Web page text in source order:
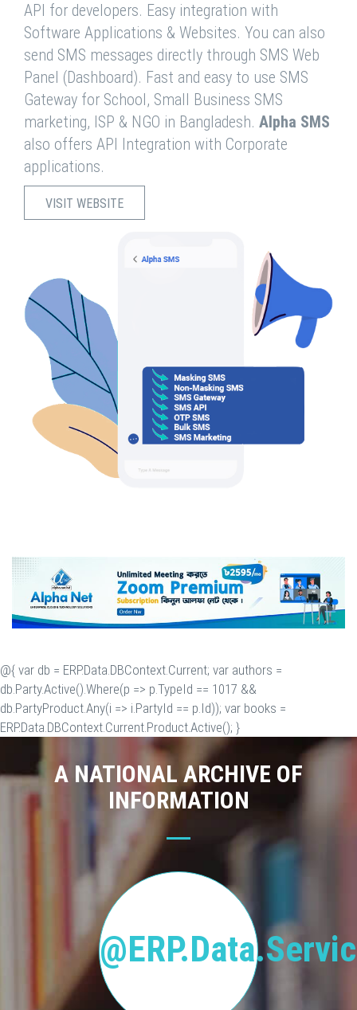
API for developers. Easy integration with
Software Applications & Websites. You can also
send SMS messages directly through SMS Web
Panel (Dashboard). Fast and easy to use SMS
Gateway for School, Small Business SMS
marketing, ISP & NGO in Bangladesh. Alpha SMS
also offers API Integration with Corporate
applications.
VISIT WEBSITE
@{ var db = ERP.Data.DBContext.Current; var authors =
db.Party.Active().Where(p => p.TypeId == 1017 &&
db.PartyProduct.Any(i => i.PartyId == p.Id)); var books =
ERP.Data.DBContext.Current.Product.Active(); }
A NATIONAL ARCHIVE OF
INFORMATION